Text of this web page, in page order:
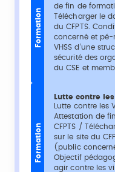
Formation
de fin de
Télécharger le
du CFPTS.
concerné et pé-
VHSS d’une
sécurité des
du CSE et
Formation
Lutte contre
Lutte contre les
Attestation de
CFPTS /
sur le site du
(public
Objectif
agir contre les